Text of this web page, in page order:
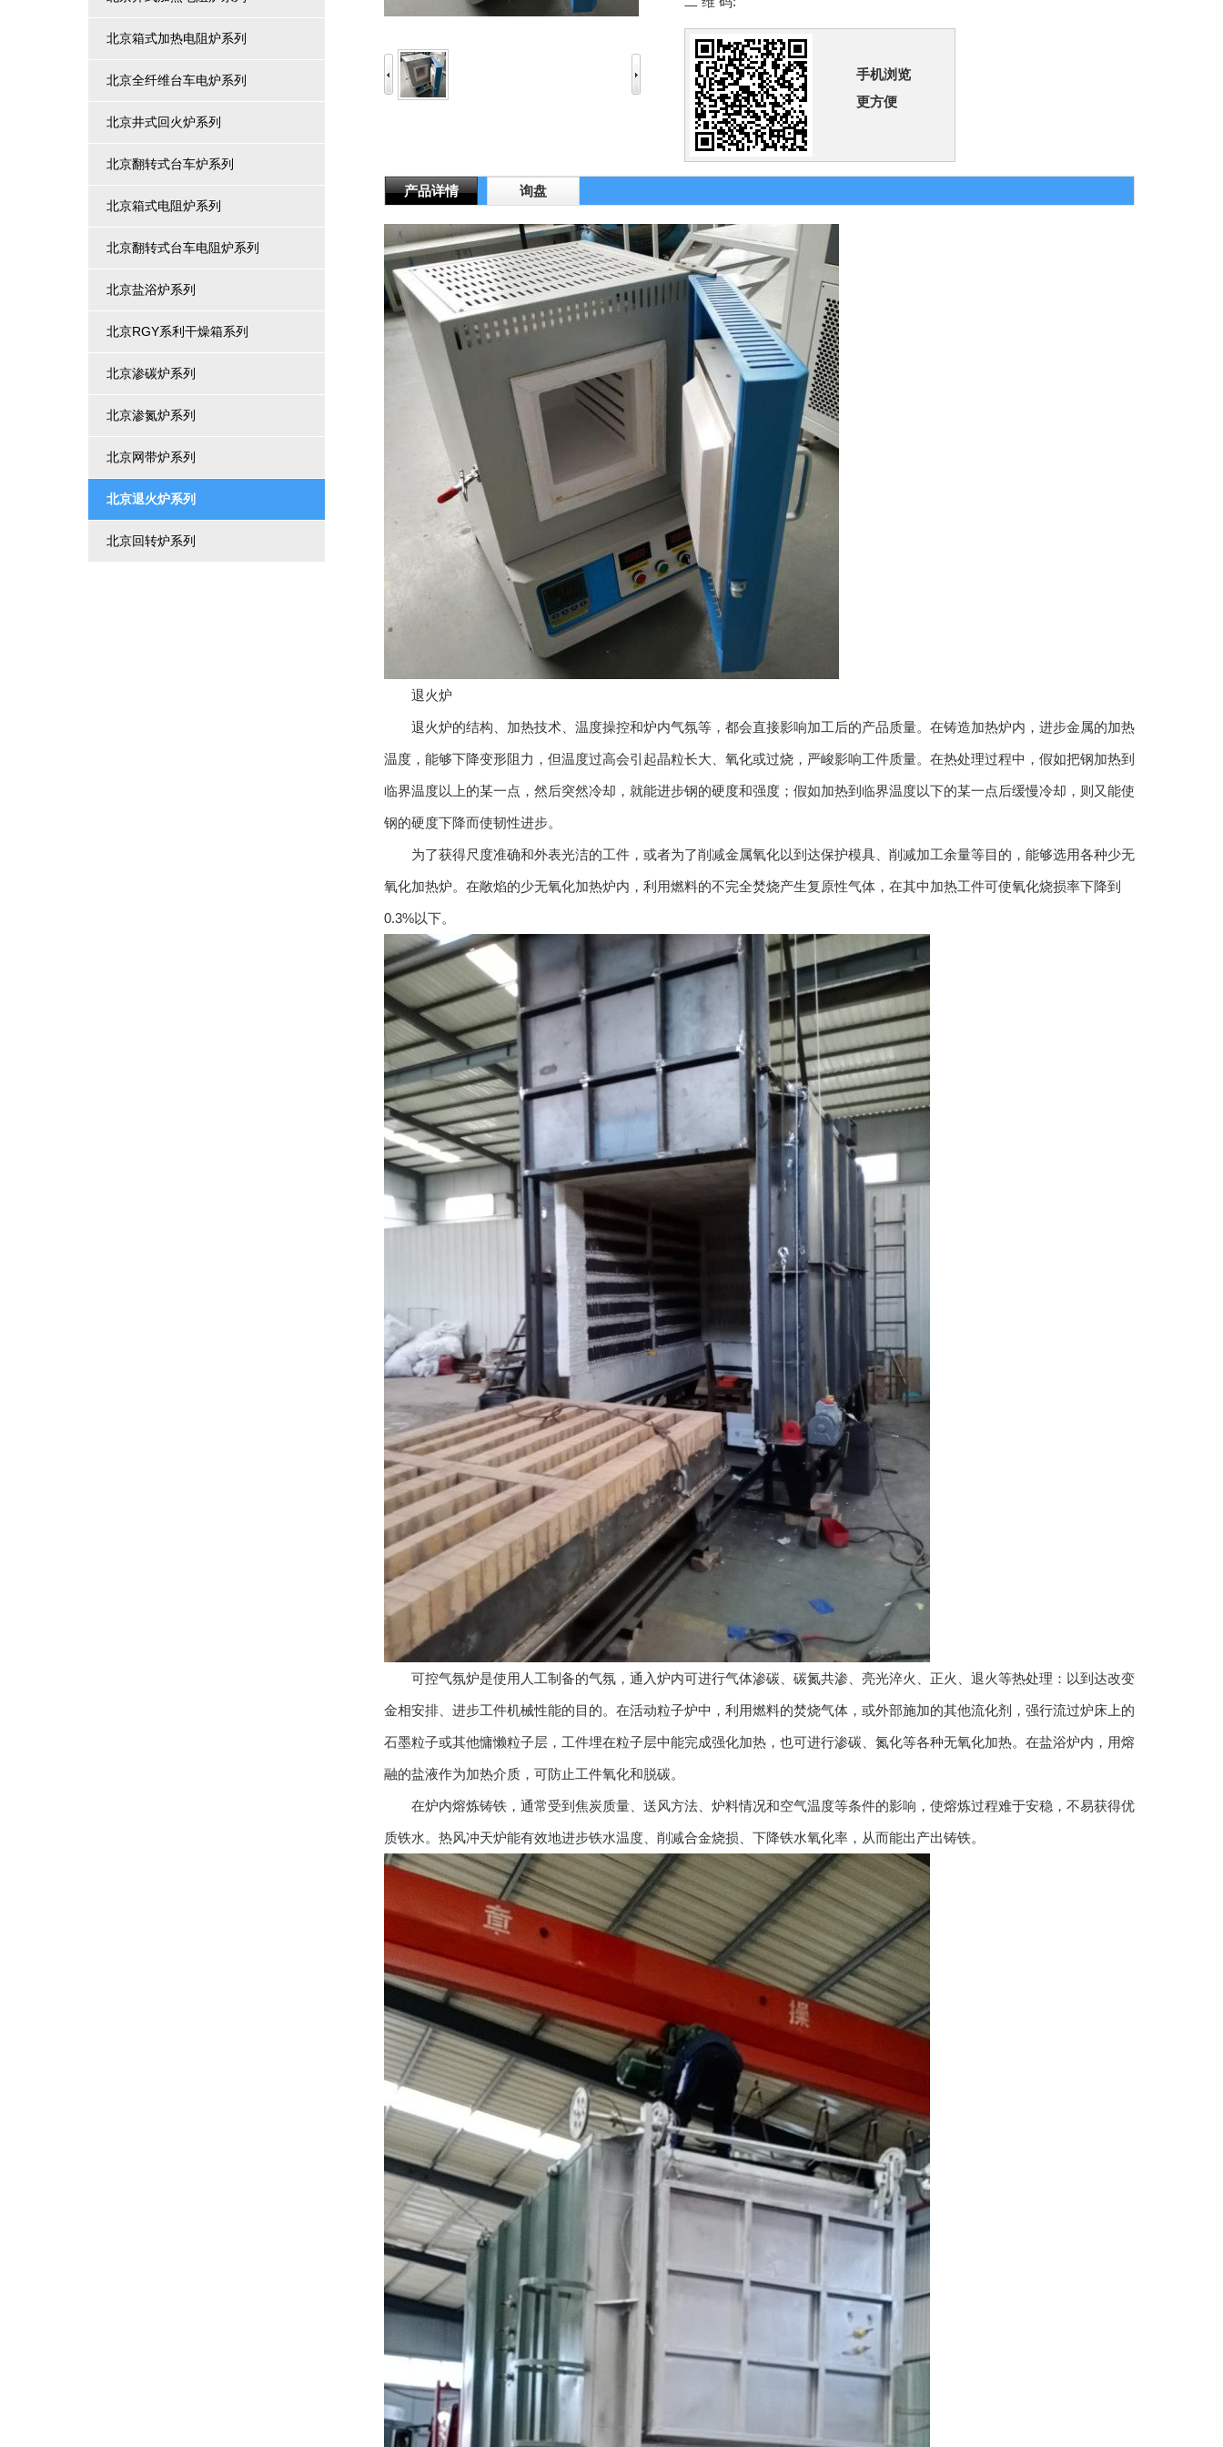
北京箱式加热电阻炉系列
北京全纤维台车电炉系列
北京井式回火炉系列
北京翻转式台车炉系列
北京箱式电阻炉系列
北京翻转式台车电阻炉系列
北京盐浴炉系列
北京RGY系利干燥箱系列
北京渗碳炉系列
北京渗氮炉系列
北京网带炉系列
北京退火炉系列
北京回转炉系列
手机浏览
更方便
产品详情 询盘
退火炉
退火炉的结构、加热技术、温度操控和炉内气氛等，都会直接影响加工后的产品质量。在铸造加热炉内，进步金属的加热
温度，能够下降变形阻力，但温度过高会引起晶粒长大、氧化或过烧，严峻影响工件质量。在热处理过程中，假如把钢加热到
临界温度以上的某一点，然后突然冷却，就能进步钢的硬度和强度；假如加热到临界温度以下的某一点后缓慢冷却，则又能使
钢的硬度下降而使韧性进步。
为了获得尺度准确和外表光洁的工件，或者为了削减金属氧化以到达保护模具、削减加工余量等目的，能够选用各种少无
氧化加热炉。在敞焰的少无氧化加热炉内，利用燃料的不完全焚烧产生复原性气体，在其中加热工件可使氧化烧损率下降到
0.3%以下。
可控气氛炉是使用人工制备的气氛，通入炉内可进行气体渗碳、碳氮共渗、亮光淬火、正火、退火等热处理：以到达改变
金相安排、进步工件机械性能的目的。在活动粒子炉中，利用燃料的焚烧气体，或外部施加的其他流化剂，强行流过炉床上的
石墨粒子或其他慵懒粒子层，工件埋在粒子层中能完成强化加热，也可进行渗碳、氮化等各种无氧化加热。在盐浴炉内，用熔
融的盐液作为加热介质，可防止工件氧化和脱碳。
在炉内熔炼铸铁，通常受到焦炭质量、送风方法、炉料情况和空气温度等条件的影响，使熔炼过程难于安稳，不易获得优
质铁水。热风冲天炉能有效地进步铁水温度、削减合金烧损、下降铁水氧化率，从而能出产出铸铁。